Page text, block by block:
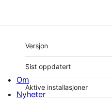
Meta
Versjon
Sist oppdatert
Aktive installasjoner
Om
Nyheter